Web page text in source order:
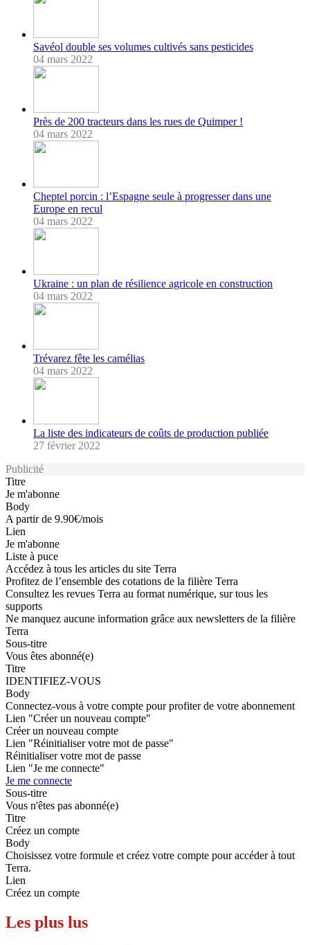
Savéol double ses volumes cultivés sans pesticides
04 mars 2022
Près de 200 tracteurs dans les rues de Quimper !
04 mars 2022
Cheptel porcin : l’Espagne seule à progresser dans une
Europe en recul
04 mars 2022
Ukraine : un plan de résilience agricole en construction
04 mars 2022
Trévarez fête les camélias
04 mars 2022
La liste des indicateurs de coûts de production publiée
27 février 2022
Publicité
Titre
Je m'abonne
Body
A partir de 9.90€/mois
Lien
Je m'abonne
Liste à puce
Accédez à tous les articles du site Terra
Profitez de l’ensemble des cotations de la filière Terra
Consultez les revues Terra au format numérique, sur tous les
supports
Ne manquez aucune information grâce aux newsletters de la filière
Terra
Sous-titre
Vous êtes abonné(e)
Titre
IDENTIFIEZ-VOUS
Body
Connectez-vous à votre compte pour profiter de votre abonnement
Lien "Créer un nouveau compte"
Créer un nouveau compte
Lien "Réinitialiser votre mot de passe"
Réinitialiser votre mot de passe
Lien "Je me connecte"
Je me connecte
Sous-titre
Vous n'êtes pas abonné(e)
Titre
Créez un compte
Body
Choisissez votre formule et créez votre compte pour accéder à tout
Terra.
Lien
Créez un compte
Les plus lus